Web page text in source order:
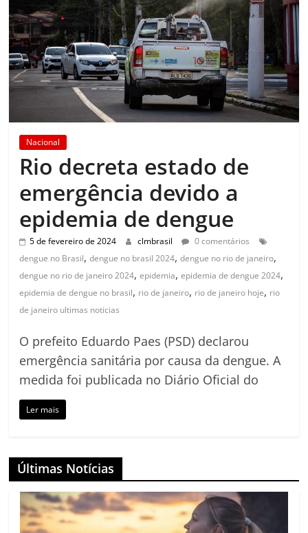
Nacional
Rio decreta estado de
emergência devido a
epidemia de dengue
5 de fevereiro de 2024 clmbrasil
0 comentários
dengue no Brasil,dengue no brasil 2024,dengue no rio de janeiro,
dengue no rio de janeiro 2024,epidemia,epidemia de dengue 2024,
epidemia de dengue no brasil, rio de janeiro, rio de janeiro hoje, rio
de janeiro ultimas noticias
O prefeito Eduardo Paes (PSD) declarou
emergência sanitária por causa da dengue. A
medida foi publicada no Diário Oficial do
Ler mais
Últimas Notícias